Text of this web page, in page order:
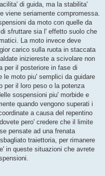
di guida, ma la stabilita'
viene seriamente compromessa.
da moto con quelle da
sfruttare sia l' effetto suolo che
La moto invece deve
carico sulla ruota in staccata
iniziereste a scivolare non
per il posteriore in fase di
le moto piu' semplici da guidare
per il loro peso o la potenza
sospensioni piu' morbide e
quando vengono superati i
a causa del repentino
pero' credere che il limite
pensate ad una frenata
traiettoria, per rimanere
in queste situazioni che avrete